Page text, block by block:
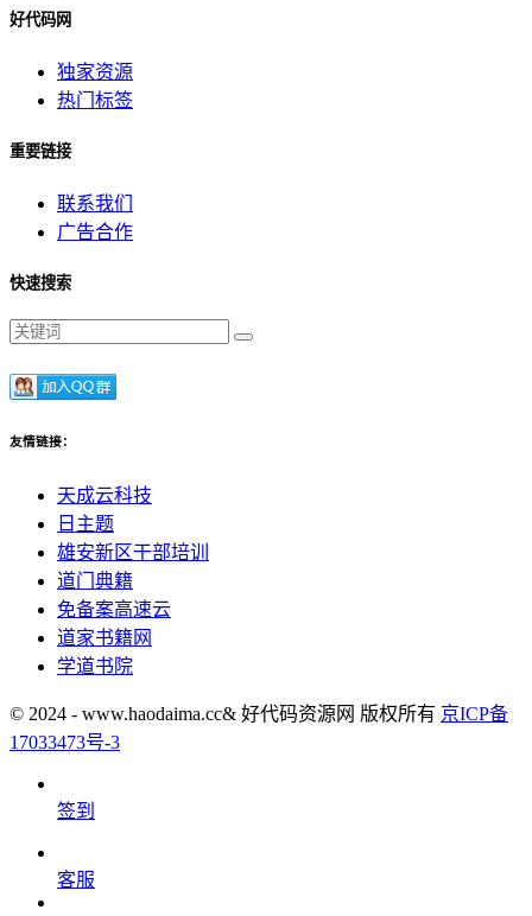
好代码网
独家资源
热门标签
重要链接
联系我们
广告合作
快速搜索
友情链接：
天成云科技
日主题
雄安新区干部培训
道门典籍
免备案高速云
道家书籍网
学道书院
© 2024 - www.haodaima.cc& 好代码资源网 版权所有 京ICP备
17033473号-3
签到
客服